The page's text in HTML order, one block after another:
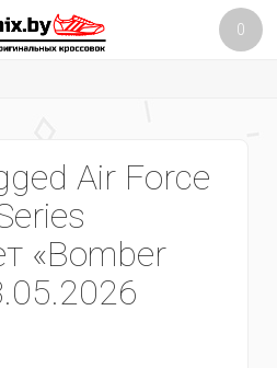
0
Air Force
«Bomber